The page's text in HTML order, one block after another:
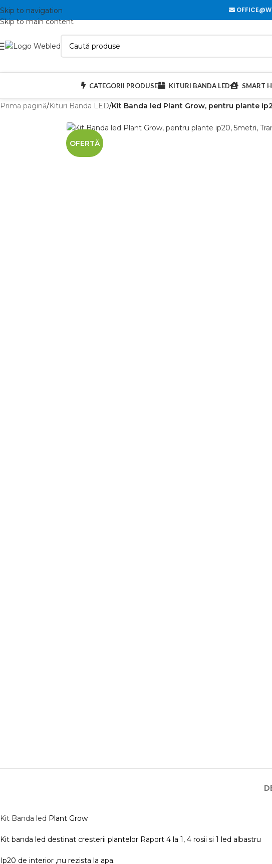
Skip to navigation
Skip to main content
CATEGORII PRODUSE KITURI BANDA LED SMART
Prima pagină/Kituri Banda LED/Kit Banda led Plant Grow, pentru plante
OFERTĂ
Kit Banda led Plant Grow
Kit banda led destinat cresterii plantelor Raport 4 la 1, 4 rosii si 1 led albastru
Ip20 de interior ,nu rezista la apa.